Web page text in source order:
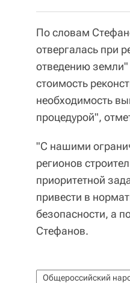
По словам
отвергалась при
отведению
стоимость
необходимость
процедурой",
"С нашими
регионов
приоритетной
привести в
безопасности, а
Стефанов.
Общероссийский